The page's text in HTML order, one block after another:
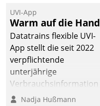
UVI-App
Warm auf die Hand
Datatrains flexible UVI-
App stellt die seit 2022
verpflichtende
unterjährige
Verbrauchsinformation
schnell, zuverlässig und
Nadja Hußmann